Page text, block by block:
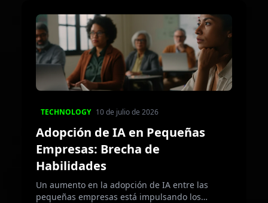
TECHNOLOGY 10 de julio de 2026
Adopción de IA en Pequeñas
Empresas: Brecha de
Habilidades
Un aumento en la adopción de IA entre las
pequeñas empresas está impulsando los